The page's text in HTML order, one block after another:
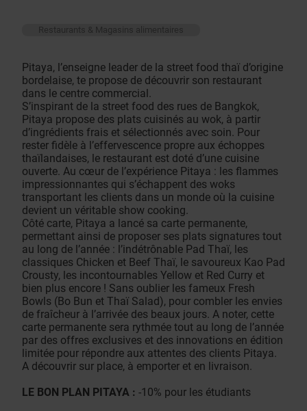
Restaurants & Magasins alimentaires
Pitaya, l’enseigne leader de la street food thaï d’origine
bordelaise, te propose de découvrir son restaurant
dans le centre commercial.
S’inspirant de la street food des rues de Bangkok,
Pitaya propose des plats cuisinés au wok, à partir
d’ingrédients frais et sélectionnés avec soin. Pour
rester fidèle à l’effervescence propre aux échoppes
thaïlandaises, le restaurant est doté d’une cuisine
ouverte. Au cœur de l’expérience Pitaya : les flammes
impressionnantes qui s’échappent des woks
transportant les clients dans un monde où la cuisine
devient un véritable show cooking.
Côté carte, Pitaya a lancé sa carte permanente,
permettant ainsi de proposer ses plats signatures tout
au long de l’année : l’indétrônable Pad Thaï, les
classiques Chicken et Beef Thaï, le savoureux Kao Pad
Crousty, les incontournables Yellow et Red Curry et
bien plus encore ! Sans oublier les fameux Fresh
Bowls (Bo Bun et Thaï Salad), pour combler les envies
de fraîcheur à l’arrivée des beaux jours. A noter, cette
carte permanente sera rythmée tout au long de l’année
par des offres exclusives et des innovations en édition
limitée pour répondre aux attentes des clients Pitaya.
A découvrir sur place, à emporter et en livraison.
LE BON PLAN PITAYA : -10% pour les étudiants